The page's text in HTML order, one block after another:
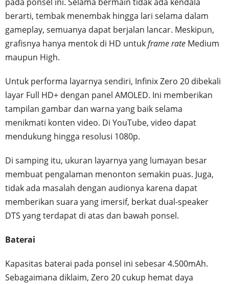
berarti, tembak menembak hingga lari selama dalam
gameplay, semuanya dapat berjalan lancar. Meskipun,
grafisnya hanya mentok di HD untukframe rate Medium
maupun High.
Untuk performa layarnya sendiri, Infinix Zero 20 dibekali
layar Full HD+ dengan panel AMOLED. Ini memberikan
tampilan gambar dan warna yang baik selama
menikmati konten video. Di YouTube, video dapat
mendukung hingga resolusi 1080p.
Di samping itu, ukuran layarnya yang lumayan besar
membuat pengalaman menonton semakin puas. Juga,
tidak ada masalah dengan audionya karena dapat
memberikan suara yang imersif, berkat dual-speaker
DTS yang terdapat di atas dan bawah ponsel.
Baterai
Kapasitas baterai pada ponsel ini sebesar 4.500mAh.
Sebagaimana diklaim, Zero 20 cukup hemat daya